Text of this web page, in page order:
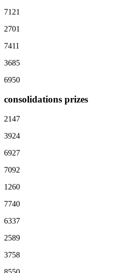
7121
2701
7411
3685
6950
consolidations prizes
2147
3924
6927
7092
1260
7740
6337
2589
3758